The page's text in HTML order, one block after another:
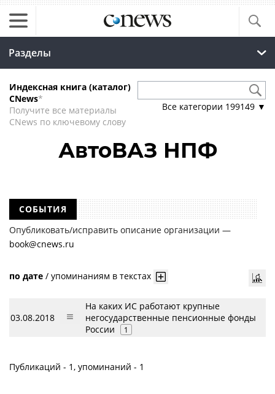
Разделы
Индексная книга (каталог)
CNews*
Получите все материалы
CNews по ключевому слову
Все категории 199149 ▼
АвтоВАЗ НПФ
СОБЫТИЯ
Опубликовать/исправить описание организации —
book@cnews.ru
по дате / упоминаниям в текстах
03.08.2018
На каких ИС работают крупные
негосударственные пенсионные фонды
России
1
Публикаций - 1, упоминаний - 1